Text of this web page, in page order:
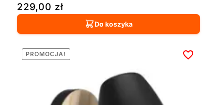
229,00 zł
Do koszyka
PROMOCJA!